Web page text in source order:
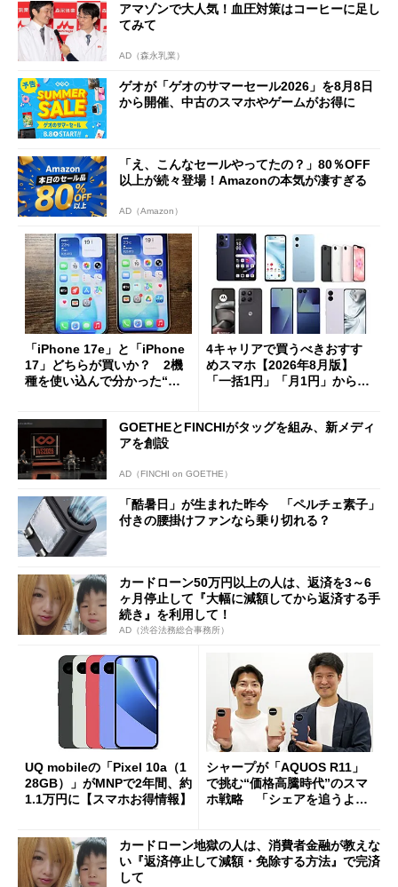
アマゾンで大人気！血圧対策はコーヒーに足し
てみて
AD（森永乳業）
ゲオが「ゲオのサマーセール2026」を8月8日
から開催、中古のスマホやゲームがお得に
「え、こんなセールやってたの？」80％OFF
以上が続々登場！Amazonの本気が凄すぎる
AD（Amazon）
「iPhone 17e」と「iPhone
17」どちらが買いか？ 2機
種を使い込んで分かった“ス
4キャリアで買うべきおすす
めスマホ【2026年8月版】
「一括1円」「月1円」からお
GOETHEとFINCHIがタッグを組み、新メディ
アを創設
AD（FINCHI on GOETHE）
「酷暑日」が生まれた昨今 「ペルチェ素子」
付きの腰掛けファンなら乗り切れる？
カードローン50万円以上の人は、返済を3～6
ヶ月停止して『大幅に減額してから返済する手
続き』を利用して！
AD（渋谷法務総合事務所）
UQ mobileの「Pixel 10a（1
28GB）」がMNPで2年間、約
1.1万円に【スマホお得情報】
シャープが「AQUOS R11」
で挑む“価格高騰時代”のスマ
ホ戦略 「シェアを追うより
カードローン地獄の人は、消費者金融が教えな
い『返済停止して減額・免除する方法』で完済
して